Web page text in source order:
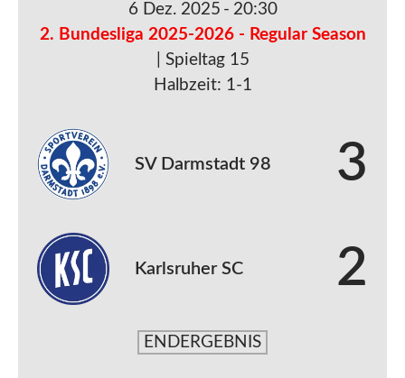
6 Dez. 2025 - 20:30
2. Bundesliga 2025-2026 - Regular Season
| Spieltag 15
Halbzeit: 1-1
SV Darmstadt 98 3
Karlsruher SC 2
ENDERGEBNIS